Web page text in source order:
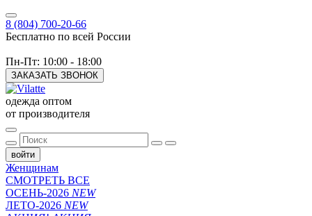
8 (804) 700-20-66
Бесплатно по всей России
Пн-Пт: 10:00 - 18:00
ЗАКАЗАТЬ ЗВОНОК
одежда оптом
от производителя
войти
Женщинам
СМОТРЕТЬ ВСЕ
ОСЕНЬ-2026 NEW
ЛЕТО-2026 NEW